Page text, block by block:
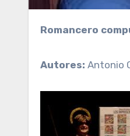
Romancero
Autores: Antonio